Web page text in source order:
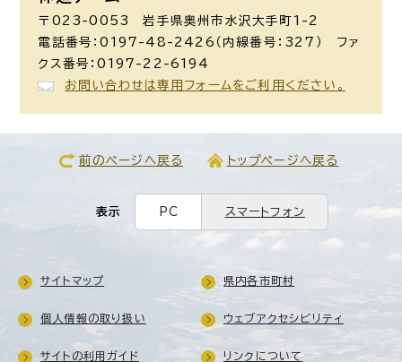
〒023-0053 岩手県奥州市水沢大手町1-2
電話番号：0197-48-2426（内線番号：327） ファ
クス番号：0197-22-6194
お問い合わせは専用フォームをご利用ください。
前のページへ戻る トップページへ戻る
表示 PC スマートフォン
サイトマップ 県内各市町村
個人情報の取り扱い ウェブアクセシビリティ
サイトの利用ガイド リンクについて